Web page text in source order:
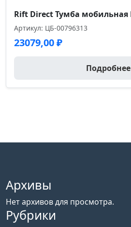
Артикул: ЦБ-00796313
23079,00₽
Подробнее
Архивы
Нет архивов для просмотра.
Рубрики